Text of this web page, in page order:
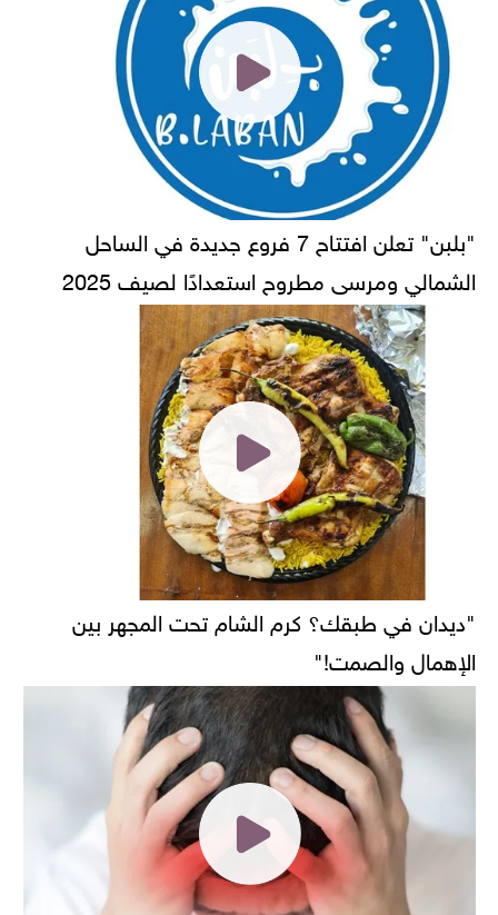
"بلبن" تعلن افتتاح 7 فروع جديدة في الساحل
الشمالي ومرسى مطروح استعدادًا لصيف 2025
"ديدان في طبقك؟ كرم الشام تحت المجهر بين
الإهمال والصمت!"